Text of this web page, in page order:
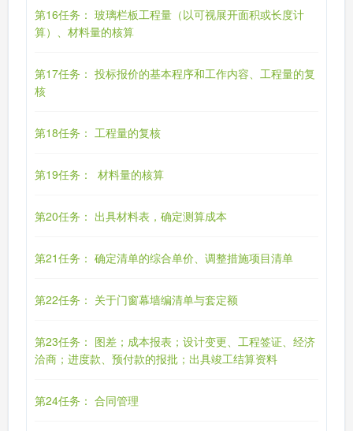
第16任务： 玻璃栏板工程量（以可视展开面积或长度计
算）、材料量的核算
第17任务： 投标报价的基本程序和工作内容、工程量的复
核
第18任务： 工程量的复核
第19任务： 材料量的核算
第20任务： 出具材料表，确定测算成本
第21任务： 确定清单的综合单价、调整措施项目清单
第22任务： 关于门窗幕墙编清单与套定额
第23任务： 图差；成本报表；设计变更、工程签证、经济
洽商；进度款、预付款的报批；出具竣工结算资料
第24任务： 合同管理